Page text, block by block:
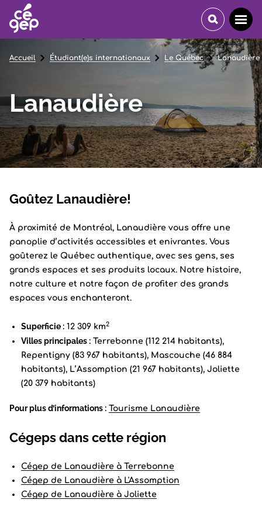
Accueil Étudiant(e)s internationaux Le Québec Lanaudière
Lanaudière
Goûtez Lanaudière!
À proximité de Montréal, Lanaudière vous offre une
panoplie d’activités accessibles et enivrantes. Vous
goûterez le Québec authentique, avec ses gens, ses
grands espaces et ses produits locaux. Notre histoire,
notre culture et notre façon de profiter des grands
espaces vous enchanteront.
Superficie : 12 309 km2
Villes principales : Terrebonne (112 214 habitants),
Repentigny (83 967 habitants), Mascouche (46 884
habitants), L’Assomption (21 967 habitants), Joliette
(20 379 habitants)
Pour plus d’informations : Tourisme Lanaudière
Cégeps dans cette région
Cégep de Lanaudière à Terrebonne
Cégep de Lanaudière à L'Assomption
Cégep de Lanaudière à Joliette